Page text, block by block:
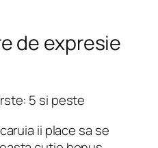
de expresie
5 si peste
ii place sa se